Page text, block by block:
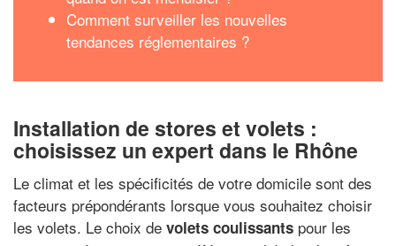
Comment surveiller les nouvelles
tendances réglementaires ?
Installation de stores et volets :
choisissez un expert dans le Rhône
Le climat et les spécificités de votre domicile sont des
facteurs prépondérants lorsque vous souhaitez choisir
les volets. Le choix de volets coulissants pour les